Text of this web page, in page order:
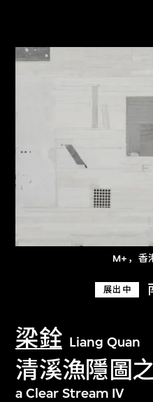
M+，香
展出中
梁銓 Liang Quan
清溪漁隱圖
a Clear Stream IV
进一步筛选
探索世界顶级的二
文化藏品。